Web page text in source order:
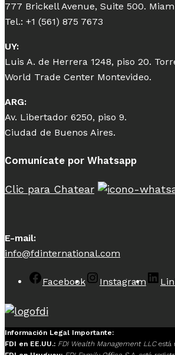
777 Brickell Avenue, Suite 500.
Tel.: +1 (561) 875 7673
UY:
Luis A. de Herrera 1248, piso 20.
World Trade Center Montevideo.
ARG:
Av. Libertador 6250, piso 9.
Ciudad de Buenos Aires.
Comunícate por Whatsapp
Clic para Chatear
E-mail:
info@fdinternational.com
Facebook Instagram
Información Legal Importante:
FDI en EE.UU.: FDI Wealth Management LLCestá